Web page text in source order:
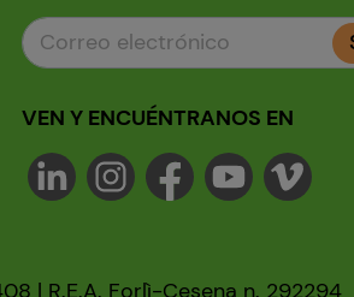
VEN Y ENCUÉNTRANOS EN
| R.E.A. Forlì-Cesena n. 292294